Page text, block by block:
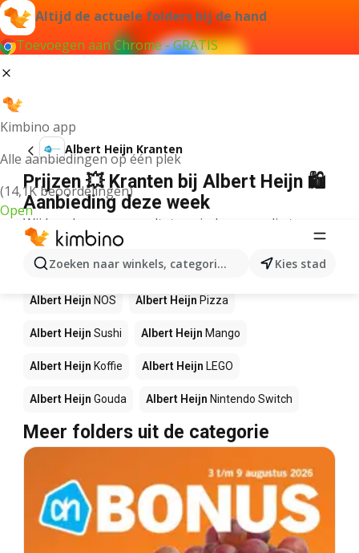
Altijd de actuele folders bij de hand
Toevoegen aan Chrome - GRATIS
Kimbino app
Alle aanbiedingen op één plek
(14,1K beoordelingen)
Open
Zoeken naar winkels, categorieën, producten...
Kies stad
Albert Heijn Kranten
Prijzen 💥 Kranten bij Albert Heijn 🛍️
Aanbieding deze week
Wij konden geen resultaten vinden voor die term.
Andere producten in winkels Albert
Heijn
Albert Heijn NOS Albert Heijn Pizza
Albert Heijn Sushi Albert Heijn Mango
Albert Heijn Koffie Albert Heijn LEGO
Albert Heijn Gouda Albert Heijn Nintendo Switch
Meer folders uit de categorie